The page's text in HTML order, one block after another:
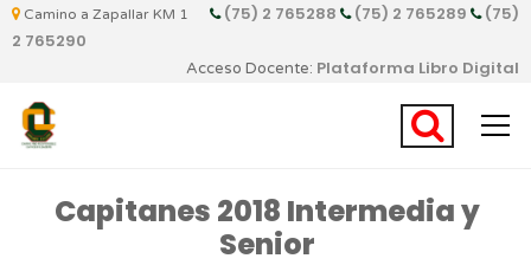
Camino a Zapallar KM 1 (75) 2 765288 (75) 2 765289
(75)
2 765290
Acceso Docente: Plataforma Libro Digital
Capitanes 2018 Intermedia y
Senior